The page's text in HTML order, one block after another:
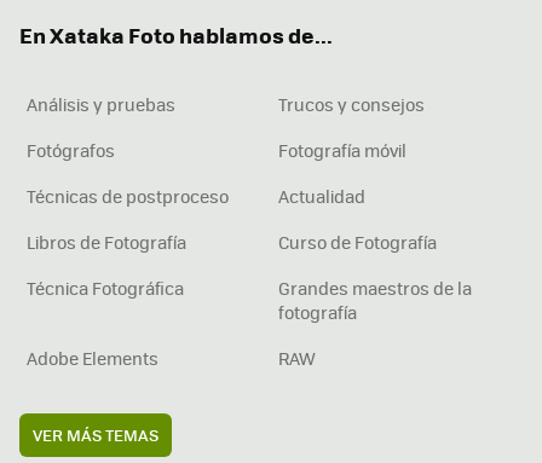
En Xataka Foto hablamos de...
Análisis y pruebas
Trucos y consejos
Fotógrafos
Fotografía móvil
Técnicas de postproceso
Actualidad
Libros de Fotografía
Curso de Fotografía
Técnica Fotográfica
Grandes maestros de la
fotografía
Adobe Elements
RAW
VER MÁS TEMAS